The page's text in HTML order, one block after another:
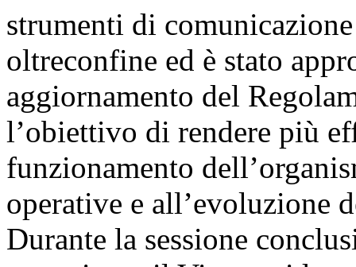
strumenti di
oltreconfine ed è stato
aggiornamento del
l’obiettivo di rendere più
funzionamento
operative e all’evoluzione
Durante la sessione